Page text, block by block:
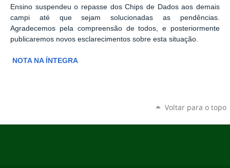
Ensino suspendeu o repasse dos Chips de Dados aos demais
campi até que sejam solucionadas as pendências.
Agradecemos pela compreensão de todos, e posteriormente
publicaremos novos esclarecimentos sobre esta situação.
NOTA NA ÍNTEGRA
Voltar para o topo